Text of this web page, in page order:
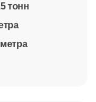
тонн